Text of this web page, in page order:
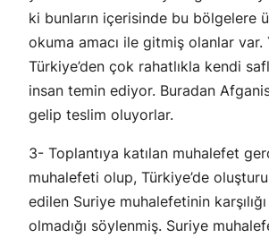
ki bunların içerisinde bu bölgelere
okuma amacı ile gitmiş olanlar var.
Türkiye’den çok rahatlıkla kendi
insan temin ediyor. Buradan
gelip teslim oluyorlar.
3- Toplantıya katılan muhalefet
muhalefeti olup, Türkiye’de
edilen Suriye muhalefetinin
olmadığı söylenmiş. Suriye